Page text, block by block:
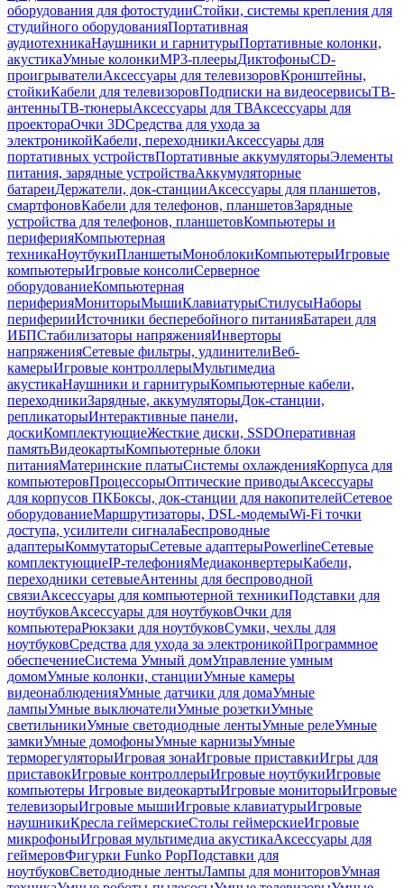
оборудования для фотостудииСтойки, системы крепления для
студийного оборудованияПортативная
аудиотехникаНаушники и гарнитурыПортативные колонки,
акустикаУмные колонкиMP3-плеерыДиктофоныCD-
проигрывателиАксессуары для телевизоровКронштейны,
стойкиКабели для телевизоровПодписки на видеосервисыТВ-
антенныТВ-тюнерыАксессуары для ТВАксессуары для
проектораОчки 3DСредства для ухода за
электроникойКабели, переходникиАксессуары для
портативных устройствПортативные аккумуляторыЭлементы
питания, зарядные устройстваАккумуляторные
батареиДержатели, док-станцииАксессуары для планшетов,
смартфоновКабели для телефонов, планшетовЗарядные
устройства для телефонов, планшетовКомпьютеры и
периферияКомпьютерная
техникаНоутбукиПланшетыМоноблокиКомпьютерыИгровые
компьютерыИгровые консолиСерверное
оборудованиеКомпьютерная
периферияМониторыМышиКлавиатурыСтилусыНаборы
периферииИсточники бесперебойного питанияБатареи для
ИБПСтабилизаторы напряженияИнверторы
напряженияСетевые фильтры, удлинителиВеб-
камерыИгровые контроллерыМультимедиа
акустикаНаушники и гарнитурыКомпьютерные кабели,
переходникиЗарядные, аккумуляторыДок-станции,
репликаторыИнтерактивные панели,
доскиКомплектующиеЖесткие диски, SSDОперативная
памятьВидеокартыКомпьютерные блоки
питанияМатеринские платыСистемы охлажденияКорпуса для
компьютеровПроцессорыОптические приводыАксессуары
для корпусов ПКБоксы, док-станции для накопителейСетевое
оборудованиеМаршрутизаторы, DSL-модемыWi-Fi точки
доступа, усилители сигналаБеспроводные
адаптерыКоммутаторыСетевые адаптерыPowerlineСетевые
комплектующиеIP-телефонияМедиаконвертерыКабели,
переходники сетевыеАнтенны для беспроводной
связиАксессуары для компьютерной техникиПодставки для
ноутбуковАксессуары для ноутбуковОчки для
компьютераРюкзаки для ноутбуковСумки, чехлы для
ноутбуковСредства для ухода за электроникойПрограммное
обеспечениеСистема Умный домУправление умным
домомУмные колонки, станцииУмные камеры
видеонаблюденияУмные датчики для домаУмные
лампыУмные выключателиУмные розеткиУмные
светильникиУмные светодиодные лентыУмные релеУмные
замкиУмные домофоныУмные карнизыУмные
терморегуляторыИгровая зонаИгровые приставкиИгры для
приставокИгровые контроллерыИгровые ноутбукиИгровые
компьютеры Игровые видеокартыИгровые мониторыИгровые
телевизорыИгровые мышиИгровые клавиатурыИгровые
наушникиКресла геймерскиеСтолы геймерскиеИгровые
микрофоныИгровая мультимедиа акустикаАксессуары для
геймеровФигурки Funko PopПодставки для
ноутбуковСветодиодные лентыЛампы для мониторовУмная